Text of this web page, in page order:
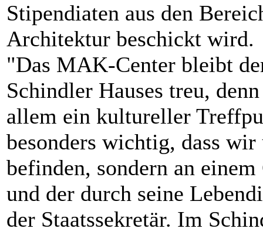
Stipendiaten aus den
Architektur beschickt wird.
"Das MAK-Center bleibt
Schindler Hauses treu,
allem ein kultureller
besonders wichtig, dass
befinden, sondern an
und der durch seine
der Staatssekretär. Im